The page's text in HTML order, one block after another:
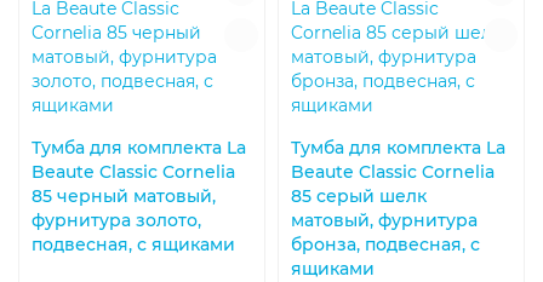
Тумба для комплекта La
Beaute Classic Cornelia
85 черный матовый,
фурнитура золото,
подвесная, с ящиками
Тумба для комплекта La
Beaute Classic Cornelia
85 серый шелк
матовый, фурнитура
бронза, подвесная, с
ящиками